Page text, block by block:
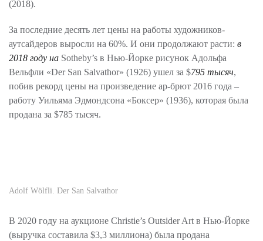
(2018).
За последние десять лет цены на работы художников-
аутсайдеров выросли на 60%. И они продолжают расти: в
2018 году на Sotheby’s в Нью-Йорке рисунок Адольфа
Вельфли «Der San Salvathor» (1926) ушел за $795 тысяч,
побив рекорд цены на произведение ар-брют 2016 года –
работу Уильяма Эдмондсона «Боксер» (1936), которая была
продана за $785 тысяч.
Adolf Wölfli. Der San Salvathor
В 2020 году на аукционе Christie’s Outsider Art в Нью-Йорке
(выручка составила $3,3 миллиона) была продана